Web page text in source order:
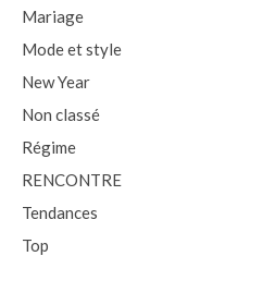
Mariage
Mode et style
New Year
Non classé
Régime
RENCONTRE
Tendances
Top